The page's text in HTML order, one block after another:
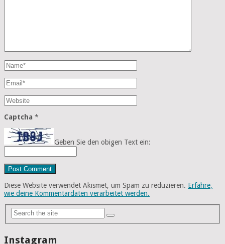
Captcha *
Geben Sie den obigen Text ein:
Diese Website verwendet Akismet, um Spam zu reduzieren. Erfahre,
wie deine Kommentardaten verarbeitet werden.
Instagram